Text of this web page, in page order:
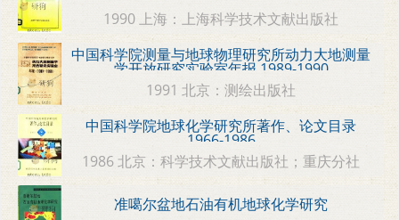
1990 上海：上海科学技术文献出版社
中国科学院测量与地球物理研究所动力大地测量
学开放研究实验室年报 1989-1990
1991 北京：测绘出版社
中国科学院地球化学研究所著作、论文目录
1966-1986
1986 北京：科学技术文献出版社；重庆分社
准噶尔盆地石油有机地球化学研究